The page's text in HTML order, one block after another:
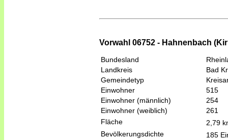
Vorwahl 06752 - Hahnenbach
Bundesland
Landkreis
Bad
Gemeindetyp
Einwohner
515
Einwohner (männlich)
254
Einwohner (weiblich)
261
Fläche
2,79
Bevölkerungsdichte
185